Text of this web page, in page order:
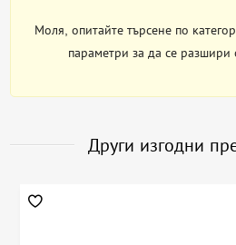
Моля, опитайте търсене по
параметри за да се разшири
Други изгодни